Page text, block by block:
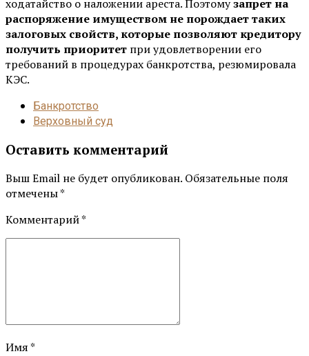
ходатайство о наложении ареста. Поэтомузапрет на
распоряжение имуществом не порождает таких
залоговых свойств, которые позволяют кредитору
получить приоритет при удовлетворении его
требований в процедурах банкротства, резюмировала
КЭС.
Банкротство
Верховный суд
Оставить комментарий
Выш Email не будет опубликован. Обязательные поля
отмечены *
Комментарий*
Имя *